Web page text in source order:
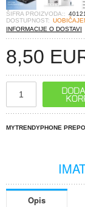
ŠIFRA PROIZVODA::
DOSTUPNOST:
INFORMACIJE O DOSTAVI
8,50
MYTRENDYPHONE
Opis